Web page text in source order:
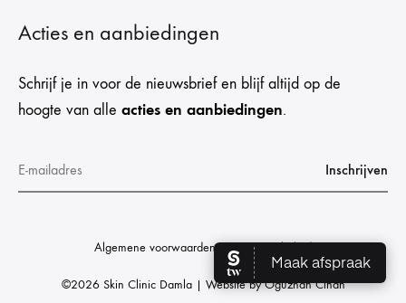
Acties en aanbiedingen
Schrijf je in voor de nieuwsbrief en blijf altijd op de
hoogte van alle acties en aanbiedingen.
©2026 Skin Clinic Damla | Website byOguzhan Cihan
Algemene voorwaarden Privacybeleid